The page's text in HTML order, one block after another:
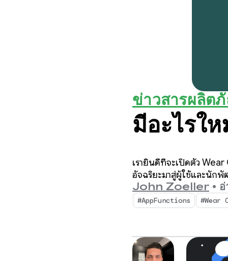
ข่าวสารผลิต
มีอะไรใ
เรายินดีที่จะเปิดตัว
อัจฉริยะมาสู่ผู้ใช้และนัก
John Zoeller •
#AppFunctions #Wear